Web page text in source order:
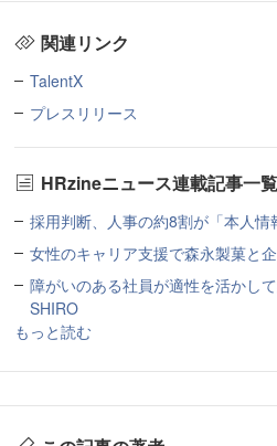
関連リンク
TalentX
プレスリリース
HRzineニュース連載記事一覧
採用判断、人事の約8割が「本人
女性のキャリア支援で森永製菓と
障がいのある社員が適性を活かし
SHIRO
もっと読む